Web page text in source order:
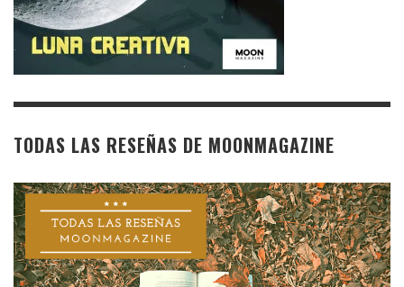
TODAS LAS RESEÑAS DE MOONMAGAZINE